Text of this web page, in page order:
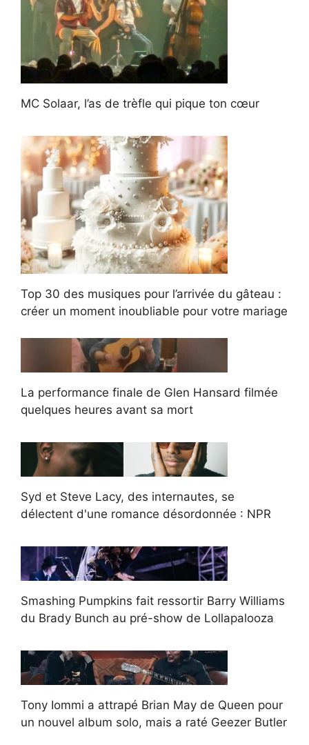
MC Solaar, l’as de trèfle qui pique ton cœur
Top 30 des musiques pour l’arrivée du gâteau :
créer un moment inoubliable pour votre mariage
La performance finale de Glen Hansard filmée
quelques heures avant sa mort
Syd et Steve Lacy, des internautes, se
délectent d'une romance désordonnée : NPR
Smashing Pumpkins fait ressortir Barry Williams
du Brady Bunch au pré-show de Lollapalooza
Tony Iommi a attrapé Brian May de Queen pour
un nouvel album solo, mais a raté Geezer Butler